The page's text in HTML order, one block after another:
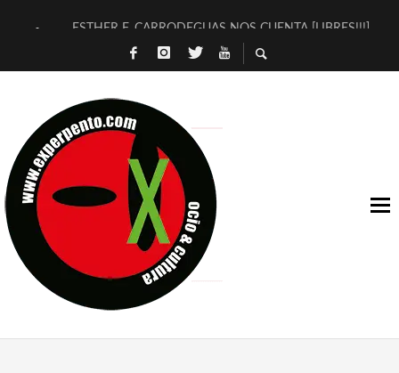
ESTHER F. CARRODEGUAS NOS CUENTA [LIBRES!!!]
[TERRA DE GUAPES] DE SANDRA MONFORT
TIMBRE 4, LA ESCUELA DEL DIRECTOR TEATRAL CLAUDIO
30 AÑOS (NO ES NADA) DE LA KATARSIS DEL TOMATAZO
MILITARES JUDÍAS EN #EXVITA
D’BALDOMEROS REINVENTAN [BITÁCORA 3.0] EN EXVITA
MARSHALL FLASH PRESENTA EN EXVITA [RELATIVA
JOFRE BARDAGÍ EN EXVITA INTERPRETANDO A SERRAT